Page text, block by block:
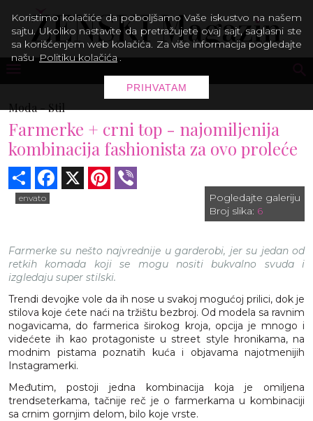
Moda -Stil
Farmerke + crni top - najomiljenija
kombinacija fashionista za ovo proleće
Share Facebook Pinterest
envato
Pogledajte galeriju
Broj slika: 6
Farmerke su nešto najvrednije u garderobi, jer su jedan od
retkih komada koji se mogu nositi bukvalno svuda i
izgledaju super stilski.
Trendi devojke vole da ih nose u svakoj mogućoj prilici, dok je
stilova koje ćete naći na tržištu bezbroj. Od modela sa ravnim
nogavicama, do farmerica širokog kroja, opcija je mnogo i
videćete ih kao protagoniste u street style hronikama, na
modnim pistama poznatih kuća i objavama najotmenijih
Instagramerki.
Međutim, postoji jedna kombinacija koja je omiljena
trendseterkama, tačnije reč je o farmerkama u kombinaciji
sa crnim gornjim delom, bilo koje vrste.
Koristimo kolačiće da poboljšamo Vaše iskustvo na našem
sajtu. Ukoliko nastavite da pretražujete ovaj sajt, saglasni ste
sa korišćenjem web kolačića. Za više informacija pogledajte
našu Politiku kolačića .
PRIHVATAM